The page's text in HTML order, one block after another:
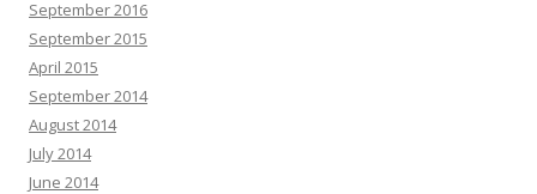
September 2016
September 2015
April 2015
September 2014
August 2014
July 2014
June 2014